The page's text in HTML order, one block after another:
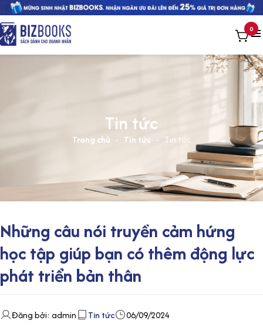
0
Tin tức
Trang chủ - Tin tức - Tin tức
Những câu nói truyền cảm hứng
học tập giúp bạn có thêm động lực
phát triển bản thân
Đăng bởi: admin Tin tức 06/09/2024